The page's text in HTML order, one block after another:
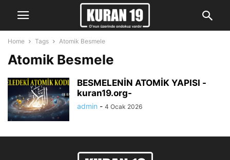
Home Tags Atomik Besmele
Atomik Besmele
BESMELENİN ATOMİK YAPISI -
kuran19.org-
admin - 4 Ocak 2026